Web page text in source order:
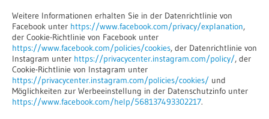
Weitere Informationen erhalten Sie in der Datenrichtlinie von
Facebook unter https://www.facebook.com/privacy/explanation,
der Cookie-Richtlinie von Facebook unter
https://www.facebook.com/policies/cookies, der Datenrichtlinie von
Instagram unter https://privacycenter.instagram.com/policy/, der
Cookie-Richtlinie von Instagram unter
https://privacycenter.instagram.com/policies/cookies/ und
Möglichkeiten zur Werbeeinstellung in der Datenschutzinfo unter
https://www.facebook.com/help/568137493302217.